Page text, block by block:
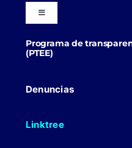
Trabaja con nosotros
Toggle
Navigation
Blog
Politicas Comerciales
Programa de
(PTEE)
Denuncias
Linktree